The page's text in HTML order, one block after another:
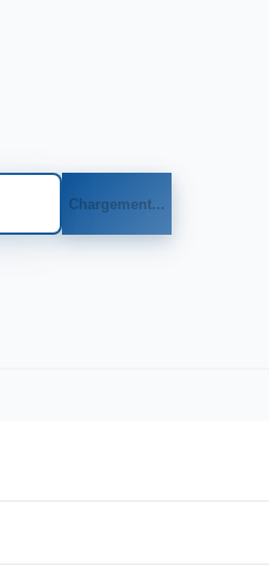
Chargement...